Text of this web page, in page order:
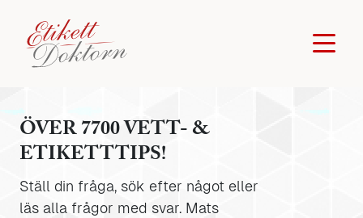
ÖVER 7700 VETT- &
ETIKETTTIPS!
Ställ din fråga, sök efter något eller
läs alla frågor med svar. Mats